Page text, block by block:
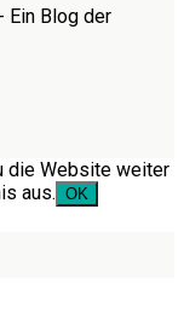
Ein Blog der
die Website weiter
aus. OK